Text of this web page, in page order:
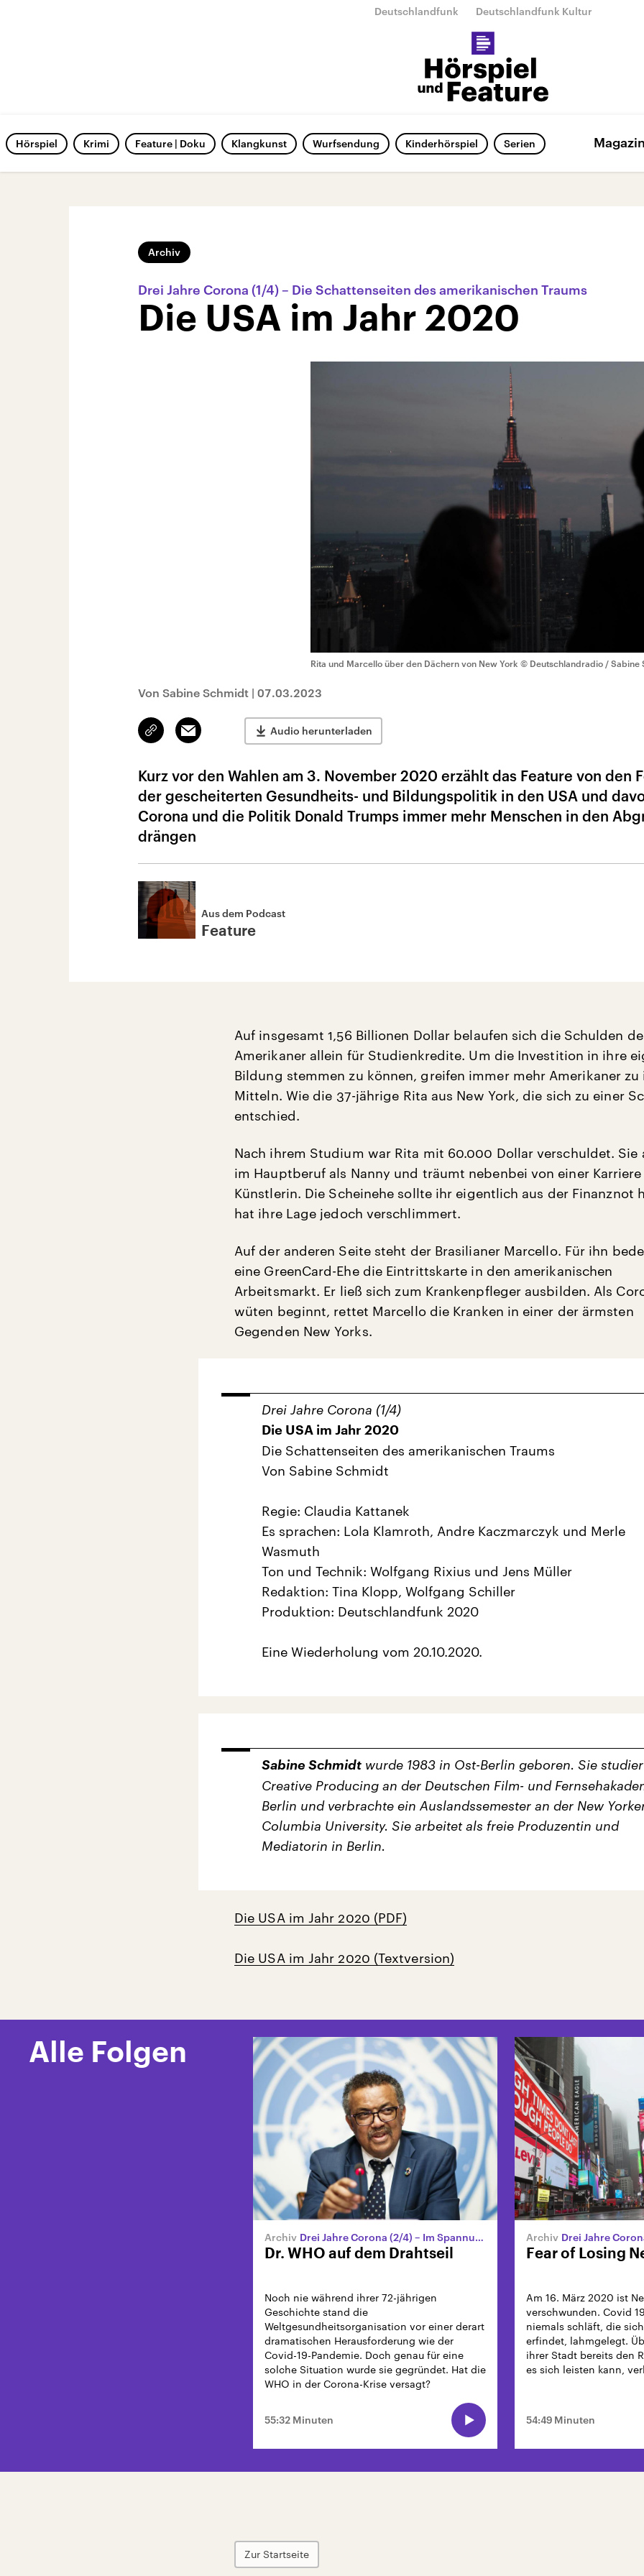
Deutschlandfunk Deutschlandfunk Kultur
Hörspiel Krimi Feature | Doku Klangkunst Wurfsendung Kinderhörspiel Serien Magazin
Archiv
Drei Jahre Corona (1/4) – Die Schattenseiten des amerikanischen Traums
Die USA im Jahr 2020
Rita und Marcello über den Dächern von New York © Deutschlandradio / Sabine
Von Sabine Schmidt | 07.03.2023
Link
kopieren/teilen
Email Audio herunterladen
Kurz vor den Wahlen am 3. November 2020 erzählt das Feature von den
der gescheiterten Gesundheits- und Bildungspolitik in den USA und
Corona und die Politik Donald Trumps immer mehr Menschen in den
drängen
Aus dem Podcast
Feature
Auf insgesamt 1,56 Billionen Dollar belaufen sich die Schulden
Amerikaner allein für Studienkredite. Um die Investition in ihre
Bildung stemmen zu können, greifen immer mehr Amerikaner zu
Mitteln. Wie die 37-jährige Rita aus New York, die sich zu einer
entschied.
Nach ihrem Studium war Rita mit 60.000 Dollar verschuldet. Sie
im Hauptberuf als Nanny und träumt nebenbei von einer Karriere
Künstlerin. Die Scheinehe sollte ihr eigentlich aus der Finanznot
hat ihre Lage jedoch verschlimmert.
Auf der anderen Seite steht der Brasilianer Marcello. Für ihn
eine GreenCard-Ehe die Eintrittskarte in den amerikanischen
Arbeitsmarkt. Er ließ sich zum Krankenpfleger ausbilden. Als
wüten beginnt, rettet Marcello die Kranken in einer der ärmsten
Gegenden New Yorks.
Drei Jahre Corona (1/4)
Die USA im Jahr 2020
Die Schattenseiten des amerikanischen Traums
Von Sabine Schmidt
Regie: Claudia Kattanek
Es sprachen: Lola Klamroth, Andre Kaczmarczyk und Merle
Wasmuth
Ton und Technik: Wolfgang Rixius und Jens Müller
Redaktion: Tina Klopp, Wolfgang Schiller
Produktion: Deutschlandfunk 2020
Eine Wiederholung vom 20.10.2020.
Sabine Schmidt wurde 1983 in Ost-Berlin geboren. Sie
Creative Producing an der Deutschen Film- und
Berlin und verbrachte ein Auslandssemester an der New
Columbia University. Sie arbeitet als freie Produzentin und
Mediatorin in Berlin.
Die USA im Jahr 2020 (PDF)
Die USA im Jahr 2020 (Textversion)
Alle Folgen
Drei Jahre Corona (2/4) – Im Spannungsfeld der Großmächte
Dr. WHO auf dem Drahtseil
Noch nie während ihrer 72-jährigen
Geschichte stand die
Weltgesundheitsorganisation vor einer derart
dramatischen Herausforderung wie der
Covid-19-Pandemie. Doch genau für eine
solche Situation wurde sie gegründet. Hat die
WHO in der Corona-Krise versagt?
55:32 Minuten
Drei Jahre Corona (3/4) – Auf der
Fear of Losing
Am 16. März 2020 ist
verschwunden. Covid
niemals schläft, die
erfindet, lahmgelegt.
ihrer Stadt bereits den
es sich leisten kann,
54:49 Minuten
Zur Startseite